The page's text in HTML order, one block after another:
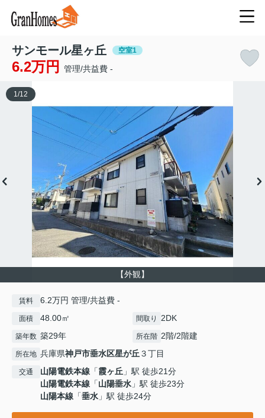
サンモール星ヶ丘 空室1
6.2万円 管理/共益費 -
【外観】
1 /12
賃料 6.2万円 管理/共益費 -
面積 48.00㎡ 間取り 2DK
築年数 築29年 所在階 2階/2階建
所在地 兵庫県神戸市垂水区星が丘 ３丁目
交通 山陽電鉄本線 「霞ヶ丘 」駅 徒歩21分
山陽電鉄本線 「山陽垂水 」駅 徒歩23分
山陽本線 「垂水 」駅 徒歩24分